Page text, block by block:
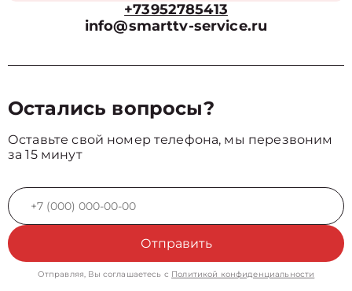
+73952785413
info@smarttv-service.ru
Остались вопросы?
Оставьте свой номер телефона, мы перезвоним
за 15 минут
Отправить
Отправляя, Вы соглашаетесь с Политикой конфиденциальности